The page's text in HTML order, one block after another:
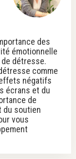
des
émotionnelle
détresse.
comme
négatifs
écrans et du
de
du soutien
vous